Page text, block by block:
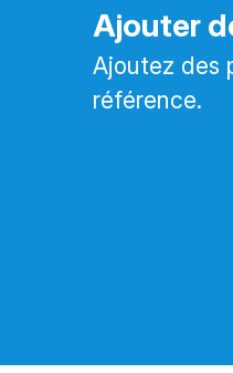
Ajouter
Ajoutez des
référence.